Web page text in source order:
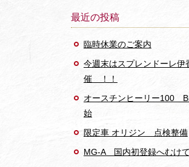
最近の投稿
臨時休業のご案内
今週末はスプレンドーレ伊
催 ！！
オースチンヒーリー100
始
限定車 オリジン 点検整備
MG-A 国内初登録へむけ